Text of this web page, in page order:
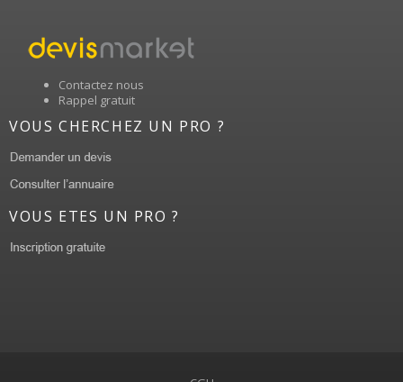
Contactez nous
Rappel gratuit
VOUS CHERCHEZ UN PRO ?
VOUS ETES UN PRO ?